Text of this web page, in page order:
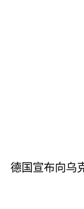
德国宣布向乌